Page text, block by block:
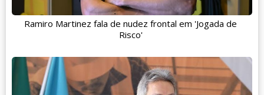
Ramiro Martinez fala de nudez frontal em 'Jogada de
Risco'